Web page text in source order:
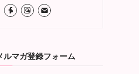
ルマガ登録フォーム